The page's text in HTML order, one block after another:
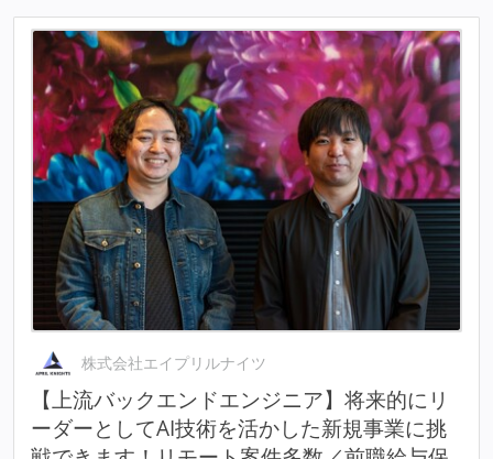
株式会社エイプリルナイツ
【上流バックエンドエンジニア】将来的にリ
ーダーとしてAI技術を活かした新規事業に挑